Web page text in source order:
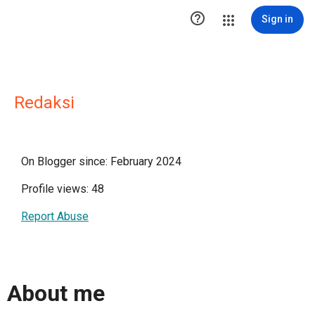
 Sign in
Redaksi
On Blogger since: February 2024
Profile views: 48
Report Abuse
About me